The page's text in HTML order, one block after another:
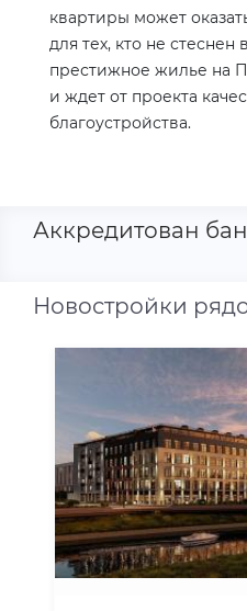
квартиры может
для тех, кто не
престижное жилье на
и ждет от проекта
благоустройства.
Аккредитован
Новостройки